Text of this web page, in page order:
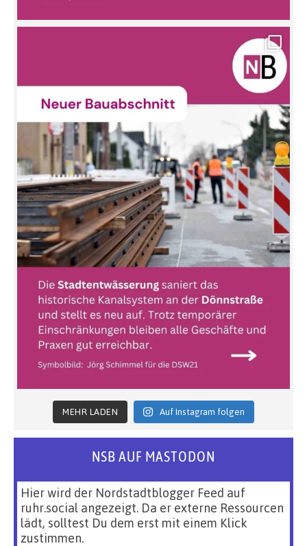
MEHR LADEN Auf Instagram folgen
NSB AUF MASTODON
Hier wird der Nordstadtblogger Feed auf
ruhr.social angezeigt. Da er externe Ressourcen
lädt, solltest Du dem erst mit einem Klick
zustimmen.